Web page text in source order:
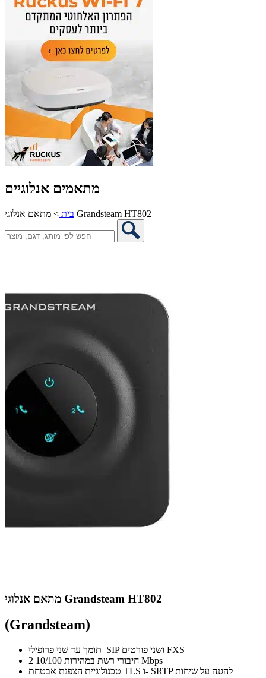
מתאמים אנלוגיים
בית > מתאם אנלוגי Grandsteam HT802
מתאם אנלוגי Grandsteam HT802
(Grandsteam)
תומך עד שני פרופילי SIP ושני פורטים FXS
2 חיבורי רשת במהירות 10/100 Mbps
טכנולוגיית הצפנת אבטחת TLS ו- SRTP להגנה על שיחות